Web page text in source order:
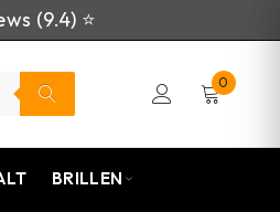
(9.4) ⭐
0
BRILLEN